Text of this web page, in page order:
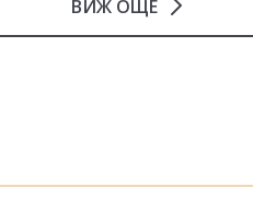
ВИЖ ОЩЕ